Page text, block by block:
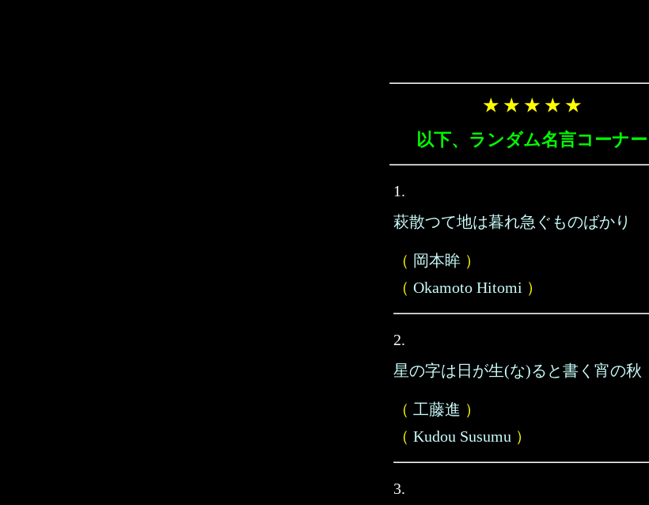
★ ★ ★ ★ ★
以下、ランダム名言コーナー
1.
萩散つて地は暮れ急ぐものばかり
（ 岡本眸 ）
（ Okamoto Hitomi ）
2.
星の字は日が生(な)ると書く宵の秋
（ 工藤進 ）
（ Kudou Susumu ）
3.